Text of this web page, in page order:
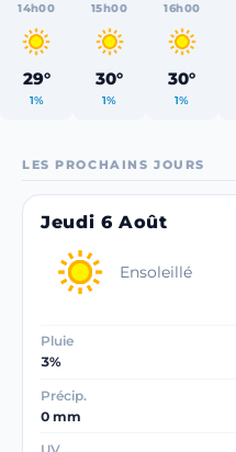
14h00
29°
1%
15h00
30°
1%
16h00
30°
1%
LES PROCHAINS JOURS
Jeudi 6 Août
Ensoleillé
Pluie
3%
Précip.
0 mm